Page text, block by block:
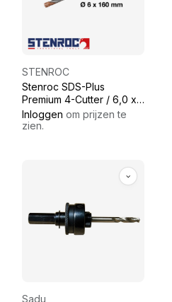
STENROC
Stenroc SDS-Plus
Premium 4-Cutter / 6,0 x
160 mm
Inloggen om prijzen te
zien.
Sadu